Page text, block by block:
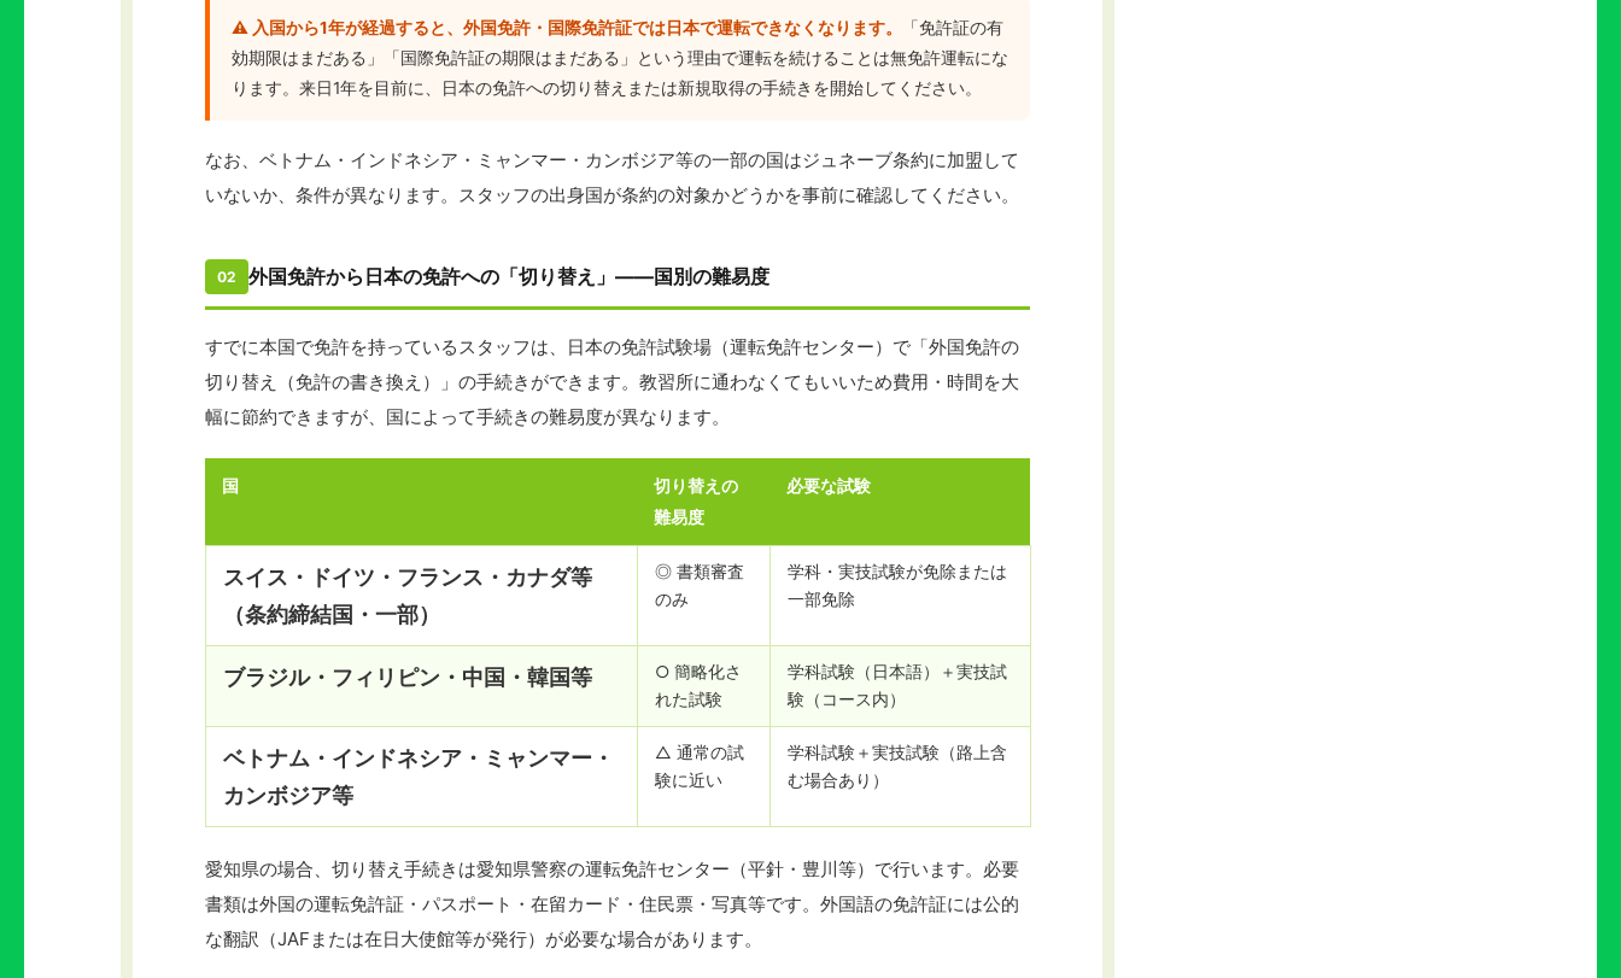
⚠️ 入国から1年が経過すると、外国免許・国際免許証では日本で運転できなくなります。
「免許証の有
効期限はまだある」「国際免許証の期限はまだある」という理由で運転を続けることは無免許運転にな
ります。来日1年を目前に、日本の免許への切り替えまたは新規取得の手続きを開始してください。
なお、ベトナム・インドネシア・ミャンマー・カンボジア等の一部の国はジュネーブ条約に加盟して
いないか、条件が異なります。スタッフの出身国が条約の対象かどうかを事前に確認してください。
02 外国免許から日本の免許への「切り替え」——国別の難易度
すでに本国で免許を持っているスタッフは、日本の免許試験場（運転免許センター）で「外国免許の
切り替え（免許の書き換え）」の手続きができます。教習所に通わなくてもいいため費用・時間を大
幅に節約できますが、国によって手続きの難易度が異なります。
国
切り替えの
難易度
必要な試験
スイス・ドイツ・フランス・カナダ等
（条約締結国・一部）
◎ 書類審査
のみ
学科・実技試験が免除または
一部免除
ブラジル・フィリピン・中国・韓国等
○ 簡略化さ
れた試験
学科試験（日本語）＋実技試
験（コース内）
ベトナム・インドネシア・ミャンマー・
カンボジア等
△ 通常の試
験に近い
学科試験＋実技試験（路上含
む場合あり）
愛知県の場合、切り替え手続きは愛知県警察の運転免許センター（平針・豊川等）で行います。必要
書類は外国の運転免許証・パスポート・在留カード・住民票・写真等です。外国語の免許証には公的
な翻訳（JAFまたは在日大使館等が発行）が必要な場合があります。